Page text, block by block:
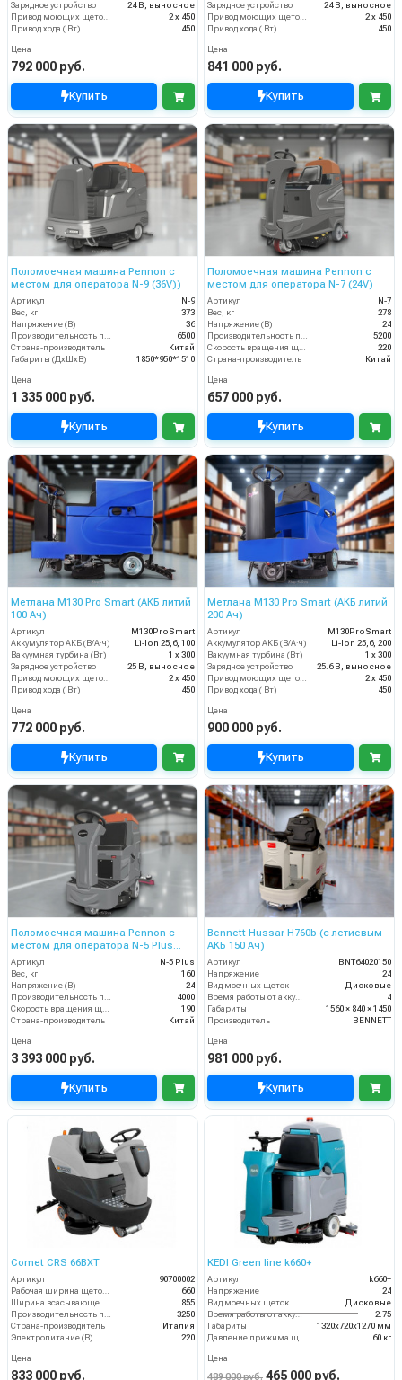
Зарядное устройство
24 В, выносное
Привод моющих щеток (Вт)
2 х 450
Привод хода ( Вт)
450
Цена
792 000 руб.
Купить
Зарядное устройство
24 В, выносное
Привод моющих щеток (Вт)
2 х 450
Привод хода ( Вт)
450
Цена
841 000 руб.
Купить
Поломоечная машина Pennon с
местом для оператора N-9 (36V))
Артикул
N-9
Вес, кг
373
Напряжение (В)
36
Производительность по площади (м2/ч)
6500
Страна-производитель
Китай
Габариты (ДхШхВ)
1850*950*1510
Цена
1 335 000 руб.
Купить
Поломоечная машина Pennon с
местом для оператора N-7 (24V)
Артикул
N-7
Вес, кг
278
Напряжение (В)
24
Производительность по площади (м2/ч)
5200
Скорость вращения щётки (об/мин)
220
Страна-производитель
Китай
Цена
657 000 руб.
Купить
Метлана М130 Pro Smart (АКБ литий
100 Ач)
Артикул
М130ProSmart
Аккумулятор АКБ (В/А·ч)
Li-Ion 25,6, 100
Вакуумная турбина (Вт)
1 х 300
Зарядное устройство
25 В, выносное
2 х 450
Привод хода ( Вт)
450
Цена
772 000 руб.
Купить
Метлана М130 Pro Smart (АКБ литий
200 Ач)
Артикул
М130ProSmart
Аккумулятор АКБ (В/А·ч)
Li-Ion 25,6, 200
Вакуумная турбина (Вт)
1 х 300
Зарядное устройство
25.6 В, выносное
2 х 450
Привод хода ( Вт)
450
Цена
900 000 руб.
Купить
Поломоечная машина Pennon с
местом для оператора N-5 Plus
(24V)
Артикул
N-5 Plus
Вес, кг
160
Напряжение (В)
24
4000
190
Страна-производитель
Китай
Цена
3 393 000 руб.
Купить
Bennett Hussar H760b (с летиевым
АКБ 150 Ач)
Артикул
BNT64020150
Напряжение
24
Вид моечных щеток
Дисковые
Время работы от аккумуляторов (ч)
4
Габариты
1560 × 840 × 1450
Производитель
BENNETT
Цена
981 000 руб.
Купить
Comet CRS 66BXT
Артикул
90700002
Рабочая ширина щеток (мм)
660
Ширина всасывающей балки (мм)
855
Производительность по площади (м2/ч)
3250
Страна-производитель
Италия
Электропитание (В)
220
Цена
833 000 руб.
KEDI Green line k660+
Артикул
k660+
Напряжение
24
Вид моечных щеток
Дисковые
Время работы от аккумуляторов (ч)
2.75
Габариты
1320х720х1270 мм
Давление прижима щеток
60 кг
Цена
489 000 руб. 465 000 руб.